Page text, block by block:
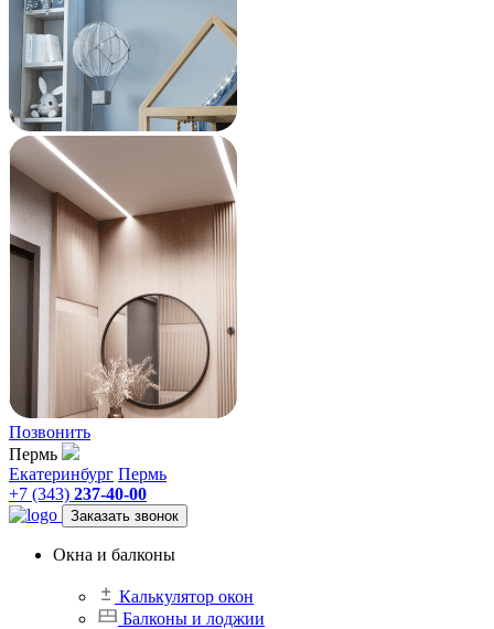
Позвонить
Пермь
Екатеринбург Пермь
+7 (343) 237-40-00
Заказать звонок
Окна и балконы
Калькулятор окон
Балконы и лоджии